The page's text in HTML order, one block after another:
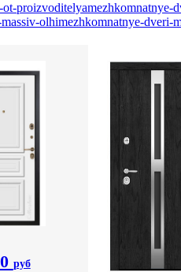
ot-proizvoditelyamezhkomnatnye-
olhimezhkomnatnye-dveri-
руб